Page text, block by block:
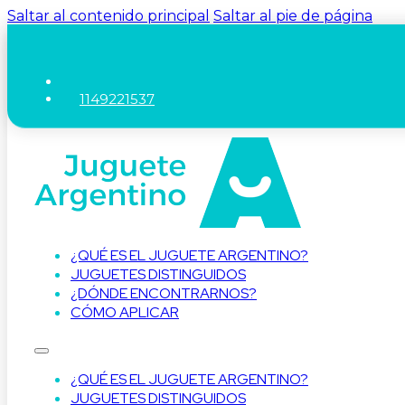
Saltar al contenido principal Saltar al pie de página
1149221537
¿QUÉ ES EL JUGUETE ARGENTINO?
JUGUETES DISTINGUIDOS
¿DÓNDE ENCONTRARNOS?
CÓMO APLICAR
¿QUÉ ES EL JUGUETE ARGENTINO?
JUGUETES DISTINGUIDOS